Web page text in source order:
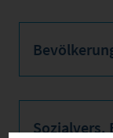
Sozialvers.